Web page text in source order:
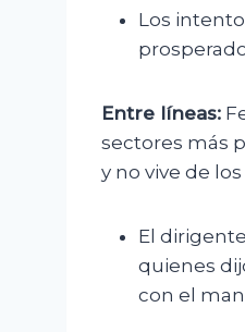
Los
Entre líneas:
sectores más
y no vive de
El
quienes
con el